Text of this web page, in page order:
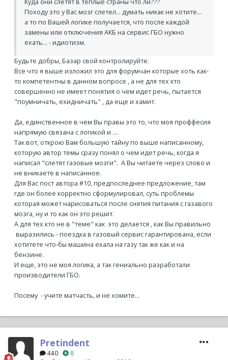
Куда они слетят в теплые страны что ли???
Походу это у Вас мозг слетел... думать никак не хотите...
а то по Вашей логике получается, что после каждой
замены или отключения АКБ на сервис ГБО нужно
ехать... - идиотизм.
Будьте добры, Базар свой контролируйте.
Все что я выше изложил это для форумчан которые хоть как-
то компетентны в данном вопросе , а не для тех кто
совершенно не имеет понятия о чем идет речь, пытается
"поумничать, ехидничать" , да еще и хамит.
Да, единственное в чем Вы правы это то, что моя проффесия
напрямую связана с логикой и ....
Так вот, открою Вам большую тайну по выше написанному,
которую автор темы сразу понял о чем идет речь, когда я
написал "слетят газовые мозги". А Вы читаете через слово и
не вникаете в написанное.
Для Вас пост автора #10, предпоследнее предложение, там
где он более корректно сформулировал, суть проблемы
которая может нарисоваться после снятия питания с газавого
мозга, ну и то как он это решит.
А для тех кто не в "теме" как это делается , как Вы правильно
выразились - поездка в газовый сервис гарантирована, если
хотитете что-бы машина ехала на газу так же как и на
бензине.
И еще, это не моя логика, а так гениально разработали
производители ГБО.
Посему - учите матчасть, и не хомите...
Pretindent
440
8